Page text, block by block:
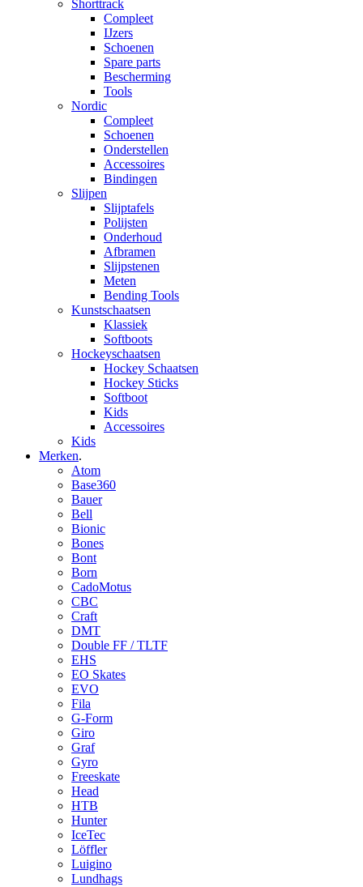
Shorttrack
Compleet
IJzers
Schoenen
Spare parts
Bescherming
Tools
Nordic
Compleet
Schoenen
Onderstellen
Accessoires
Bindingen
Slijpen
Slijptafels
Polijsten
Onderhoud
Afbramen
Slijpstenen
Meten
Bending Tools
Kunstschaatsen
Klassiek
Softboots
Hockeyschaatsen
Hockey Schaatsen
Hockey Sticks
Softboot
Kids
Accessoires
Kids
Merken.
Atom
Base360
Bauer
Bell
Bionic
Bones
Bont
Born
CadoMotus
CBC
Craft
DMT
Double FF / TLTF
EHS
EO Skates
EVO
Fila
G-Form
Giro
Graf
Gyro
Freeskate
Head
HTB
Hunter
IceTec
Löffler
Luigino
Lundhags